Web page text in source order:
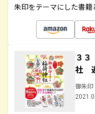
朱印をテーマにした書籍
３
社
御朱印